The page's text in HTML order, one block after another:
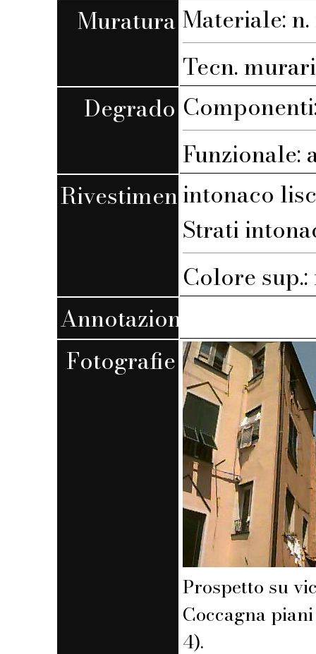
Muratura Materiale: n.
Tecn.
Degrado
Funzionale:
Rivestimentointonaco
Strati
Colore
Annotazioni
Fotografie
Prospetto su
Coccagna
4).